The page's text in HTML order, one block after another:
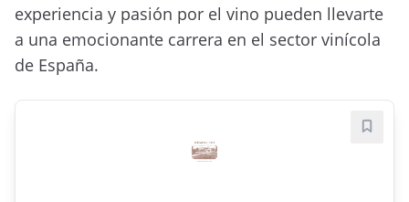
experiencia y pasión por el vino pueden llevarte
a una emocionante carrera en el sector vinícola
de España.